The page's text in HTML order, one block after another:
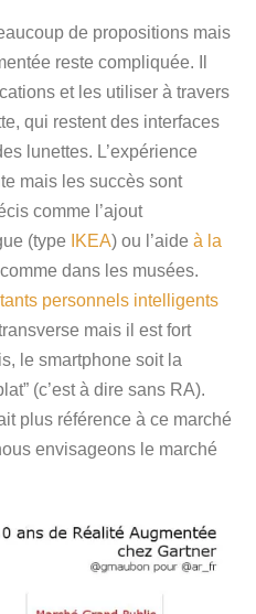
de propositions mais
reste compliquée. Il
et les utiliser à travers
qui restent des interfaces
lunettes. L’expérience
mais les succès sont
comme l’ajout
(type
IKEA) ou l’aide à la
dans les musées.
personnels intelligents
mais il est fort
le smartphone soit la
(c’est à dire sans RA).
plus référence à ce marché
envisageons le marché